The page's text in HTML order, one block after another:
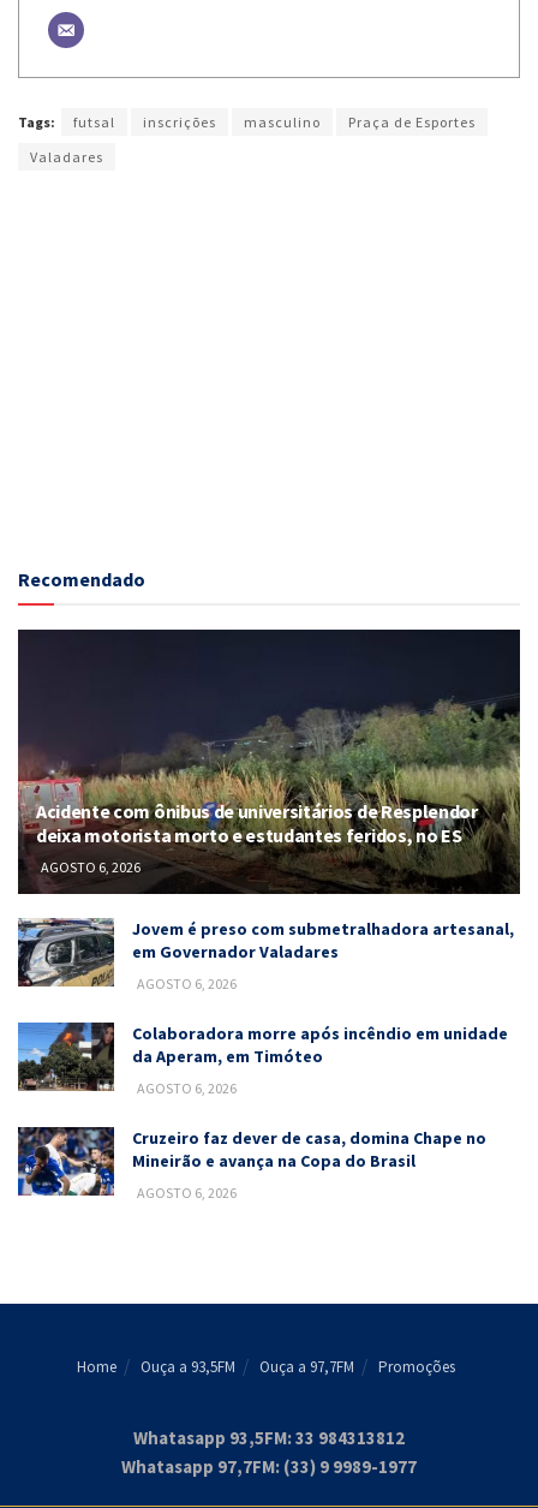
Tags: futsal inscrições masculino
Praça de Esportes
Valadares
Recomendado
Acidente com ônibus de universitários de Resplendor
deixa motorista morto e estudantes feridos, no ES
AGOSTO 6, 2026
Jovem é preso com submetralhadora artesanal,
em Governador Valadares
AGOSTO 6, 2026
Colaboradora morre após incêndio em unidade
da Aperam, em Timóteo
AGOSTO 6, 2026
Cruzeiro faz dever de casa, domina Chape no
Mineirão e avança na Copa do Brasil
AGOSTO 6, 2026
Home Ouça a 93,5FM Ouça a 97,7FM Promoções
Whatasapp 93,5FM: 33 984313812
Whatasapp 97,7FM: (33) 9 9989-1977